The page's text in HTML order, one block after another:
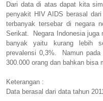
Dari data di atas dapat kita
penyakit HIV AIDS berasal
terbanyak tersebar di negara
Serikat. Negara Indonesia juga
banyak yaitu kurang lebih
prevalensi 0,3%. Namun pada
300.000 orang dan bahkan bisa
Keterangan :
Data berasal dari data tahun